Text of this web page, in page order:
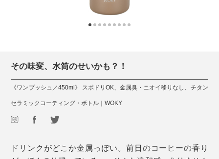
その味変、水筒のせいかも？！
《ワンプッシュ／450ml》 スポドリOK、金属臭・ニオイ移りなし、チタン
セラミックコーティング・ボトル｜WOKY
ドリンクがどこか金属っぽい。前日のコーヒーの香り